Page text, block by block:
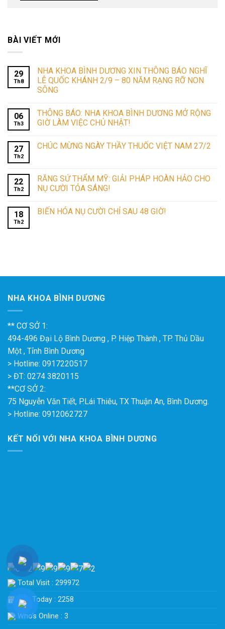
BÀI VIẾT MỚI
29
Th8
NHA KHOA BÌNH DƯƠNG XIN THÔNG BÁO NGHĨ
LỄ QUỐC KHÁNH 2/9 – 80 NĂM RẠNG RỠ NON
SÔNG
06
Th3
THÔNG BÁO: NHA KHOA BÌNH DƯƠNG MỞ RỘNG
GIỜ LÀM VIỆC CHỦ NHẬT!
27
Th2
CHÚC MỪNG NGÀY THẦY THUỐC VIỆT NAM 27/2
22
Th2
RĂNG SỨ THẨM MỸ: GIẢI PHÁP HOÀN HẢO CHO
NỤ CƯỜI TỎA SÁNG!
18
Th2
BIẾN HÓA NỤ CƯỜI CHỈ SAU 48 GIỜ!
NHA KHOA BÌNH DƯƠNG
** CƠ SỞ 1:
494-496 Đại Lộ Bình Dương , P. Hiệp Thành , TP. Thủ Dầu
Một , Tỉnh Bình Dương
> Hotline: 0917220517
> ĐT: 0274 3820115
**CƠ SỞ 2:
75 Nguyễn Văn Tiết, P.Lái Thiêu, TX Thuận An, Bình Dương.
> Hotline: 0912062727
KẾT NỐI VỚI NHA KHOA BÌNH DƯƠNG
Total Visit : 299972
Hits Today : 2258
Who's Online : 3